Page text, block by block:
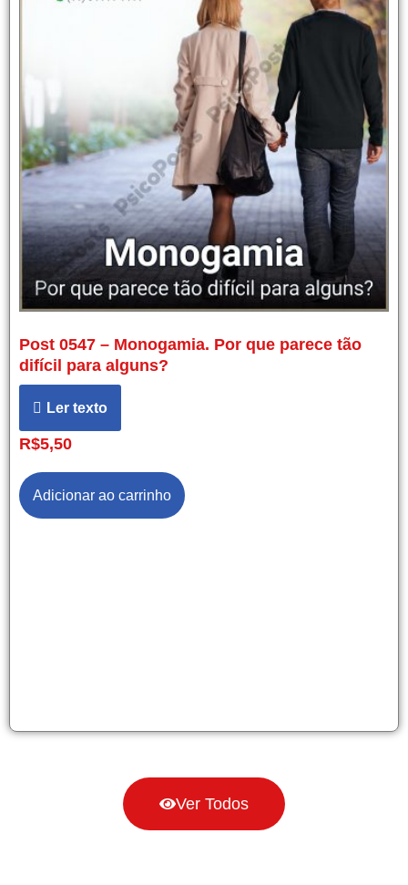
Post 0547 – Monogamia. Por que parece tão
difícil para alguns?
Ler texto
R$5,50
Adicionar ao carrinho
Ver Todos